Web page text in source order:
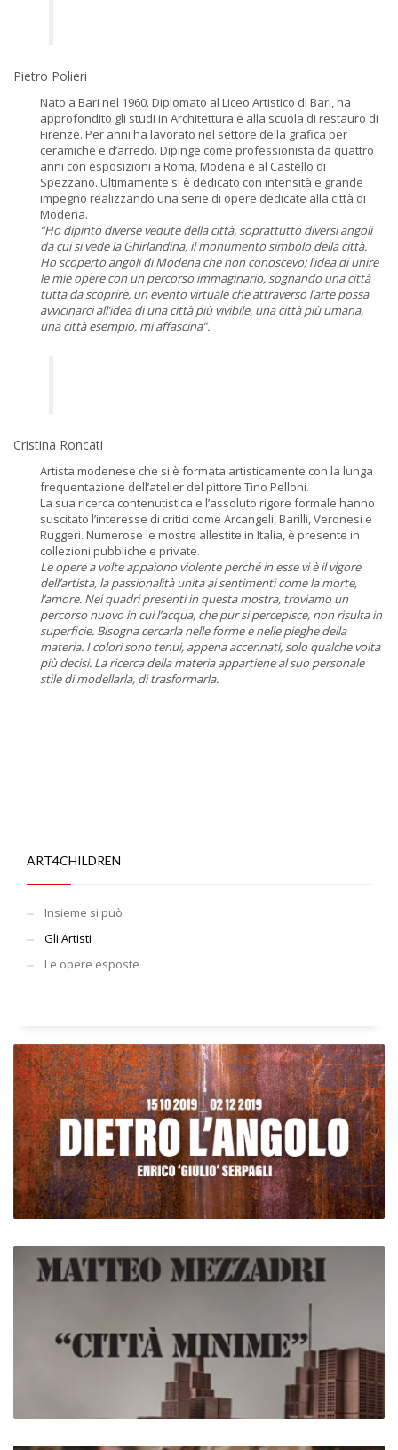
Pietro Polieri
Nato a Bari nel 1960. Diplomato al Liceo Artistico di Bari, ha
approfondito gli studi in Architettura e alla scuola di restauro di
Firenze. Per anni ha lavorato nel settore della grafica per
ceramiche e d’arredo. Dipinge come professionista da quattro
anni con esposizioni a Roma, Modena e al Castello di
Spezzano. Ultimamente si è dedicato con intensità e grande
impegno realizzando una serie di opere dedicate alla città di
Modena.
“Ho dipinto diverse vedute della città, soprattutto diversi angoli
da cui si vede la Ghirlandina, il monumento simbolo della città.
Ho scoperto angoli di Modena che non conoscevo; l’idea di unire
le mie opere con un percorso immaginario, sognando una città
tutta da scoprire, un evento virtuale che attraverso l’arte possa
avvicinarci all’idea di una città più vivibile, una città più umana,
una città esempio, mi affascina”.
Cristina Roncati
Artista modenese che si è formata artisticamente con la lunga
frequentazione dell’atelier del pittore Tino Pelloni.
La sua ricerca contenutistica e l’assoluto rigore formale hanno
suscitato l’interesse di critici come Arcangeli, Barilli, Veronesi e
Ruggeri. Numerose le mostre allestite in Italia, è presente in
collezioni pubbliche e private.
Le opere a volte appaiono violente perché in esse vi è il vigore
dell’artista, la passionalità unita ai sentimenti come la morte,
l’amore. Nei quadri presenti in questa mostra, troviamo un
percorso nuovo in cui l’acqua, che pur si percepisce, non risulta in
superficie. Bisogna cercarla nelle forme e nelle pieghe della
materia. I colori sono tenui, appena accennati, solo qualche volta
più decisi. La ricerca della materia appartiene al suo personale
stile di modellarla, di trasformarla.
ART4CHILDREN
Insieme si può
Gli Artisti
Le opere esposte